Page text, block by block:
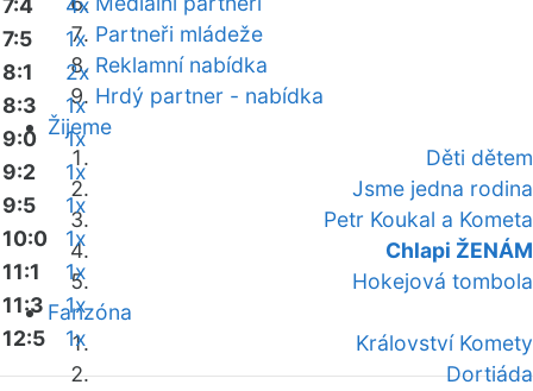
Partneři mládeže
Reklamní nabídka
Hrdý partner - nabídka
Žijeme
Děti dětem
Jsme jedna rodina
Petr Koukal a Kometa
Chlapi ŽENÁM
Hokejová tombola
Fanzóna
Království Komety
Dortiáda
7:4
4x
7:5
1x
8:1
2x
8:3
1x
9:0
1x
9:2
1x
9:5
1x
10:0
1x
11:1
1x
11:3
1x
12:5
1x